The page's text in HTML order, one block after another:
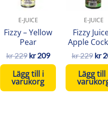
E-JUICE
Fizzy – Yellow
Pear
kr229 kr209
Lägg till i
varukorg
E-JUICE
Fizzy
Apple
kr229 kr
Lägg till